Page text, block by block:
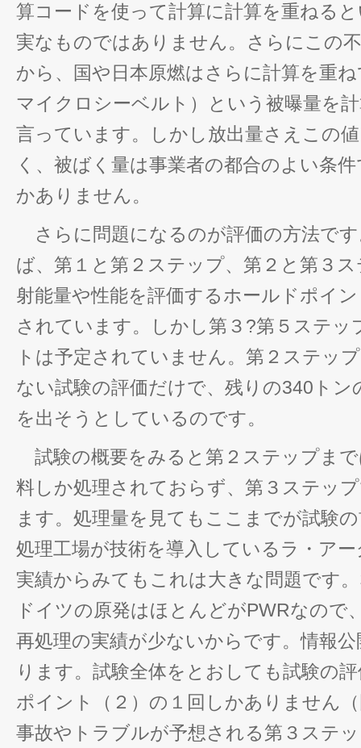
算コードを使って計算に計算を重ねる
実なものではありません。さらにこの
から、国や日本原燃はさらに計算を重
マイクロシーベルト）という被曝量を
言っています。しかし放出量さえこの
く、被ばく量は事業者の都合のよい条
かありません。
さらに問題になるのが評価の方法で
ば、第１と第２ステップ、第２と第３
射能量や性能を評価するホールドポイ
されています。しかし第３?第５ステッ
トは予定されていません。第２ステッ
ない試験の評価だけで、残りの340トン
を出そうとしているのです。
試験の概要をみると第２ステップま
料しか処理されておらず、第３ステッ
ます。処理量を見てもここまでが試験
処理工場が技術を導入しているラ・ア
実績からみてもこれは大きな問題です
ドイツの原発はほとんどがPWRなので
再処理の実績が少ないからです。情報
ります。試験全体をとおしても試験の
ポイント（２）の１回しかありません
事故やトラブルが予想される第３ステ